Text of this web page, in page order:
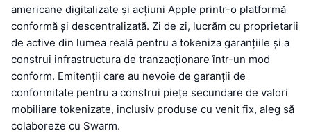
americane digitalizate și acțiuni Apple printr-o platformă
conformă și descentralizată. Zi de zi, lucrăm cu proprietarii
de active din lumea reală pentru a tokeniza garanțiile și a
construi infrastructura de tranzacționare într-un mod
conform. Emitenții care au nevoie de garanții de
conformitate pentru a construi piețe secundare de valori
mobiliare tokenizate, inclusiv produse cu venit fix, aleg să
colaboreze cu Swarm.